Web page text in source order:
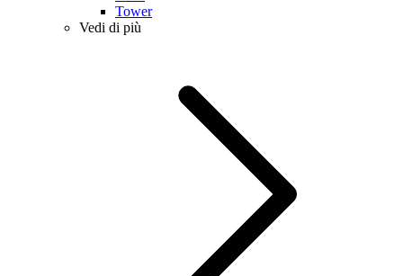
Tower
Vedi di più